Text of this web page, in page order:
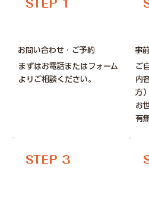
STEP 1
お問い合わせ・ご予約
まずはお電話またはフォーム
よりご相談ください。
事
ご
内
方）
お
有
STEP 3